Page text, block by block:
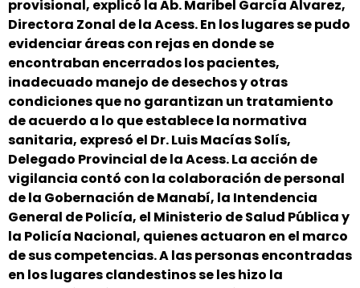
provisional, explicó la Ab. Maribel García Álvarez,
Directora Zonal de la Acess. En los lugares se pudo
evidenciar áreas con rejas en donde se
encontraban encerrados los pacientes,
inadecuado manejo de desechos y otras
condiciones que no garantizan un tratamiento
de acuerdo a lo que establece la normativa
sanitaria, expresó el Dr. Luis Macías Solís,
Delegado Provincial de la Acess. La acción de
vigilancia contó con la colaboración de personal
de la Gobernación de Manabí, la Intendencia
General de Policía, el Ministerio de Salud Pública y
la Policía Nacional, quienes actuaron en el marco
de sus competencias. A las personas encontradas
en los lugares clandestinos se les hizo la